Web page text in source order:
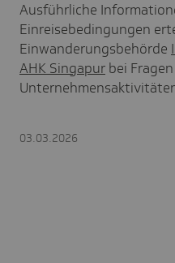
Ausführliche
Einreisebedingungen
Einwanderungsbehörde
AHK Singapur bei
03.03.2026